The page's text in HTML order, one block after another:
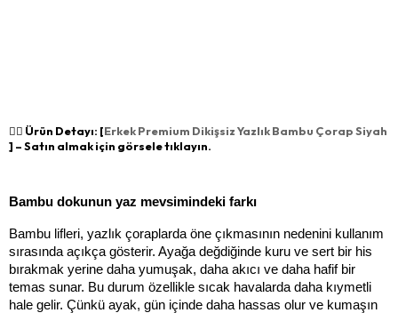
👉🏻 Ürün Detayı: [Erkek Premium Dikişsiz Yazlık Bambu Çorap Siyah
] – Satın almak için görsele tıklayın.
Bambu dokunun yaz mevsimindeki farkı
Bambu lifleri, yazlık çoraplarda öne çıkmasının nedenini kullanım
sırasında açıkça gösterir. Ayağa değdiğinde kuru ve sert bir his
bırakmak yerine daha yumuşak, daha akıcı ve daha hafif bir
temas sunar. Bu durum özellikle sıcak havalarda daha kıymetli
hale gelir. Çünkü ayak, gün içinde daha hassas olur ve kumaşın